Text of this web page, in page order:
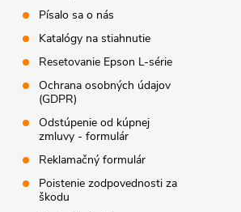
Písalo sa o nás
Katalógy na stiahnutie
Resetovanie Epson L-série
Ochrana osobných údajov
(GDPR)
Odstúpenie od kúpnej
zmluvy - formulár
Reklamačný formulár
Poistenie zodpovednosti za
škodu